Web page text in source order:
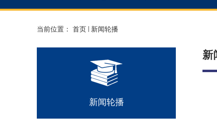
当前位置： 首页 新闻轮播
新闻轮播
新